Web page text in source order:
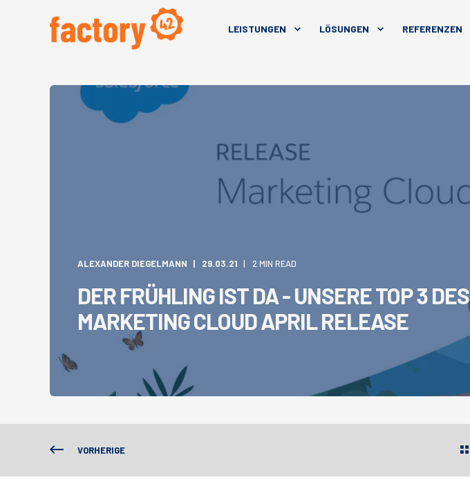
LEISTUNGEN LÖSUNGEN REFERENZEN
ALEXANDER DIEGELMANN 29.03.21 2 MIN READ
DER FRÜHLING IST DA - UNSERE TOP 3 DES
MARKETING CLOUD APRIL RELEASE
VORHERIGE